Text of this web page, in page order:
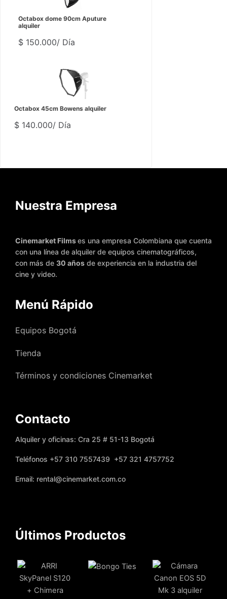
Octabox dome 90cm Aputure
alquiler
$ 150.000/ Día
Octabox 45cm Bowens alquiler
$ 140.000/ Día
Nuestra Empresa
Cinemarket Filmses una empresa Colombiana que cuenta
con una línea de alquiler de equipos cinematográficos,
con más de 30 años de experiencia en la industria del
cine y video.
Menú Rápido
Equipos Bogotá
Tienda
Términos y condiciones Cinemarket
Contacto
Alquiler y oficinas: Cra 25 # 51-13 Bogotá
Teléfonos +57 310 7557439 +57 321 4757752
Email: rental@cinemarket.com.co
Últimos Productos